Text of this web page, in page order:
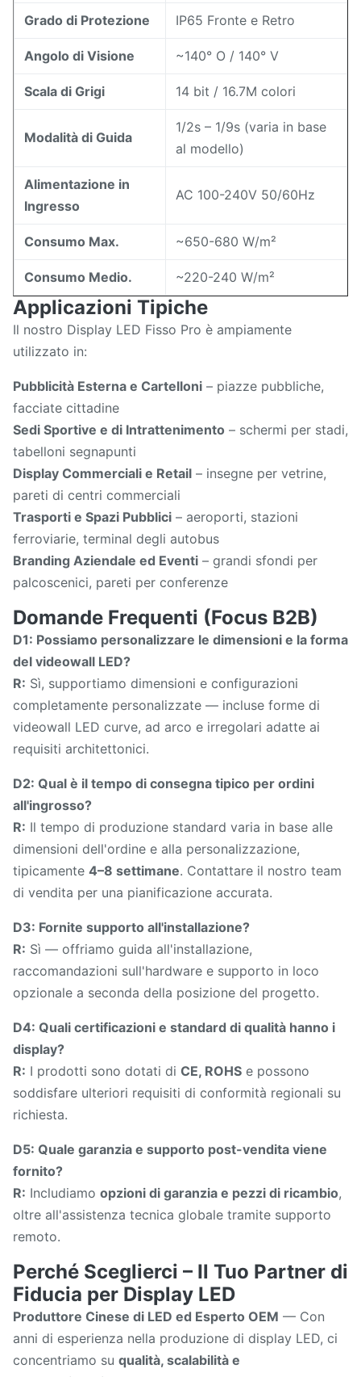
Grado di Protezione IP65 Fronte e Retro
Angolo di Visione ~140° O / 140° V
Scala di Grigi 14 bit / 16.7M colori
Modalità di Guida
1/2s – 1/9s (varia in base
al modello)
Alimentazione in
Ingresso
AC 100-240V 50/60Hz
Consumo Max. ~650-680 W/m²
Consumo Medio. ~220-240 W/m²
Applicazioni Tipiche
Il nostro Display LED Fisso Pro è ampiamente
utilizzato in:
Pubblicità Esterna e Cartelloni – piazze pubbliche,
facciate cittadine
Sedi Sportive e di Intrattenimento – schermi per stadi,
tabelloni segnapunti
Display Commerciali e Retail – insegne per vetrine,
pareti di centri commerciali
Trasporti e Spazi Pubblici – aeroporti, stazioni
ferroviarie, terminal degli autobus
Branding Aziendale ed Eventi – grandi sfondi per
palcoscenici, pareti per conferenze
Domande Frequenti (Focus B2B)
D1: Possiamo personalizzare le dimensioni e la forma
del videowall LED?
R: Sì, supportiamo dimensioni e configurazioni
completamente personalizzate — incluse forme di
videowall LED curve, ad arco e irregolari adatte ai
requisiti architettonici.
D2: Qual è il tempo di consegna tipico per ordini
all'ingrosso?
R: Il tempo di produzione standard varia in base alle
dimensioni dell'ordine e alla personalizzazione,
tipicamente 4–8 settimane. Contattare il nostro team
di vendita per una pianificazione accurata.
D3: Fornite supporto all'installazione?
R: Sì — offriamo guida all'installazione,
raccomandazioni sull'hardware e supporto in loco
opzionale a seconda della posizione del progetto.
D4: Quali certificazioni e standard di qualità hanno i
display?
R: I prodotti sono dotati di CE, ROHS e possono
soddisfare ulteriori requisiti di conformità regionali su
richiesta.
D5: Quale garanzia e supporto post-vendita viene
fornito?
R: Includiamo opzioni di garanzia e pezzi di ricambio,
oltre all'assistenza tecnica globale tramite supporto
remoto.
Perché Sceglierci – Il Tuo Partner di
Fiducia per Display LED
Produttore Cinese di LED ed Esperto OEM — Con
anni di esperienza nella produzione di display LED, ci
concentriamo su qualità, scalabilità e